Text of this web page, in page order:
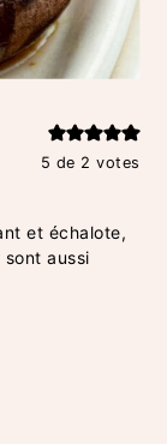
5 de 2 votes
et échalote,
aussi